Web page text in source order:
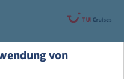
von